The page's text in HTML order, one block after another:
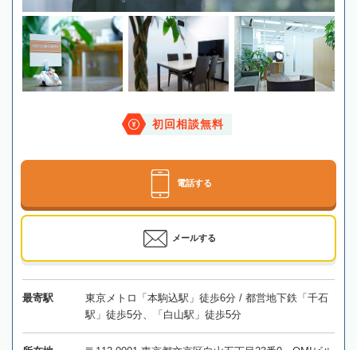
初回相談無料
電話する
メールする
最寄駅
東京メトロ「本駒込駅」徒歩6分 / 都営地下鉄「千石
駅」徒歩5分、「白山駅」徒歩5分